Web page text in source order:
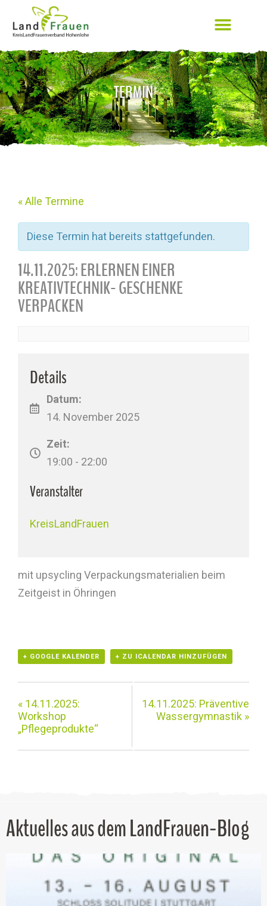
TERMIN
« Alle Termine
Diese Termin hat bereits stattgefunden.
14.11.2025: ERLERNEN EINER
KREATIVTECHNIK- GESCHENKE
VERPACKEN
Details
Datum:
14. November 2025
Zeit:
19:00 - 22:00
Veranstalter
KreisLandFrauen
mit upsycling Verpackungsmaterialien beim
Zeitgeist in Öhringen
+ GOOGLE KALENDER + ZU ICALENDAR HINZUFÜGEN
« 14.11.2025:
Workshop
„Pflegeprodukte“
14.11.2025: Präventive
Wassergymnastik »
Aktuelles aus dem LandFrauen-Blog